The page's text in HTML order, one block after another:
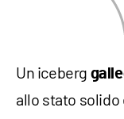
Un iceberg
allo stato